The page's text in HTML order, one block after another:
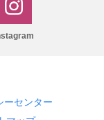
ーセンター